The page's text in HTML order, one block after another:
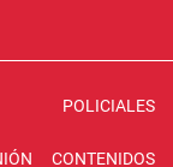
POLICIALES
CONTENIDOS